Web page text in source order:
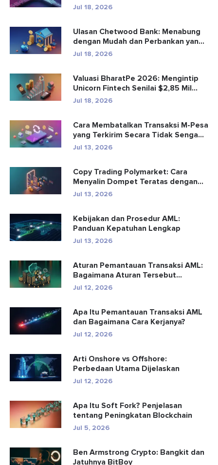
Jul 18, 2026
Ulasan Chetwood Bank: Menabung
dengan Mudah dan Perbankan yang
Aman
Jul 18, 2026
Valuasi BharatPe 2026: Mengintip
Unicorn Fintech Senilai $2,85 Mil...
Jul 18, 2026
Cara Membatalkan Transaksi M-Pesa
yang Terkirim Secara Tidak Senga...
Jul 13, 2026
Copy Trading Polymarket: Cara
Menyalin Dompet Teratas dengan
Aman
Jul 13, 2026
Kebijakan dan Prosedur AML:
Panduan Kepatuhan Lengkap
Jul 13, 2026
Aturan Pemantauan Transaksi AML:
Bagaimana Aturan Tersebut
Mendete...
Jul 12, 2026
Apa Itu Pemantauan Transaksi AML
dan Bagaimana Cara Kerjanya?
Jul 12, 2026
Arti Onshore vs Offshore:
Perbedaan Utama Dijelaskan
Jul 12, 2026
Apa Itu Soft Fork? Penjelasan
tentang Peningkatan Blockchain
Jul 5, 2026
Ben Armstrong Crypto: Bangkit dan
Jatuhnya BitBoy